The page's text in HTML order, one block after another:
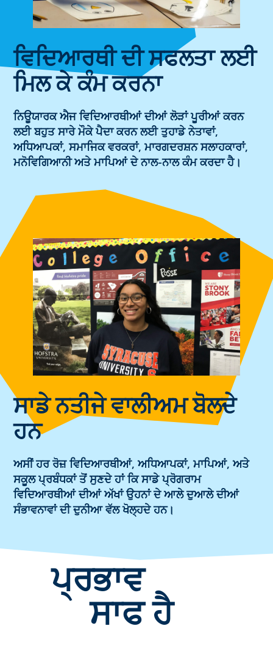
ਵਿਦਿਆਰਥੀ ਦੀ ਸਫਲਤਾ ਲਈ
ਮਿਲ ਕੇ ਕੰਮ ਕਰਨਾ
ਨਿਊਯਾਰਕ ਐਜ ਵਿਦਿਆਰਥੀਆਂ ਦੀਆਂ ਲੋੜਾਂ ਪੂਰੀਆਂ ਕਰਨ
ਲਈ ਬਹੁਤ ਸਾਰੇ ਮੌਕੇ ਪੈਦਾ ਕਰਨ ਲਈ ਤੁਹਾਡੇ ਨੇਤਾਵਾਂ,
ਅਧਿਆਪਕਾਂ, ਸਮਾਜਿਕ ਵਰਕਰਾਂ, ਮਾਰਗਦਰਸ਼ਨ ਸਲਾਹਕਾਰਾਂ,
ਮਨੋਵਿਗਿਆਨੀ ਅਤੇ ਮਾਪਿਆਂ ਦੇ ਨਾਲ-ਨਾਲ ਕੰਮ ਕਰਦਾ ਹੈ।
ਸਾਡੇ ਨਤੀਜੇ ਵਾਲੀਅਮ ਬੋਲਦੇ
ਹਨ
ਅਸੀਂ ਹਰ ਰੋਜ਼ ਵਿਦਿਆਰਥੀਆਂ, ਅਧਿਆਪਕਾਂ, ਮਾਪਿਆਂ, ਅਤੇ
ਸਕੂਲ ਪ੍ਰਬੰਧਕਾਂ ਤੋਂ ਸੁਣਦੇ ਹਾਂ ਕਿ ਸਾਡੇ ਪ੍ਰੋਗਰਾਮ
ਵਿਦਿਆਰਥੀਆਂ ਦੀਆਂ ਅੱਖਾਂ ਉਹਨਾਂ ਦੇ ਆਲੇ ਦੁਆਲੇ ਦੀਆਂ
ਸੰਭਾਵਨਾਵਾਂ ਦੀ ਦੁਨੀਆ ਵੱਲ ਖੋਲ੍ਹਦੇ ਹਨ।
ਪ੍ਰਭਾਵ
ਸਾਫ ਹੈ